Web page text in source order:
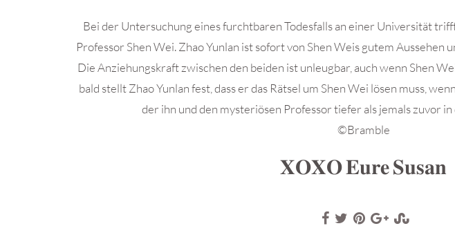
Bei der Untersuchung eines furchtbaren Todesfalls an einer Universität
Professor Shen Wei. Zhao Yunlan ist sofort von Shen Weis gutem
Die Anziehungskraft zwischen den beiden ist unleugbar, auch wenn Shen
bald stellt Zhao Yunlan fest, dass er das Rätsel um Shen Wei lösen muss,
der ihn und den mysteriösen Professor tiefer als jemals zuvor
©Bramble
𝐗𝐎𝐗𝐎 𝐄𝐮𝐫𝐞 𝐒𝐮𝐬𝐚𝐧